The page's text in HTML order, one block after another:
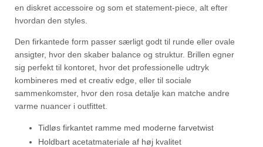
en diskret accessoire og som et statement-piece, alt efter
hvordan den styles.
Den firkantede form passer særligt godt til runde eller ovale
ansigter, hvor den skaber balance og struktur. Brillen egner
sig perfekt til kontoret, hvor det professionelle udtryk
kombineres med et creativ edge, eller til sociale
sammenkomster, hvor den rosa detalje kan matche andre
varme nuancer i outfittet.
Tidløs firkantet ramme med moderne farvetwist
Holdbart acetatmateriale af høj kvalitet